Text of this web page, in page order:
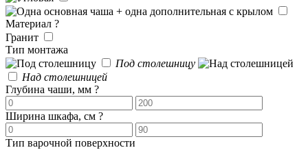
Материал ?
Гранит
Тип монтажа
Под столешницу
Над столешницей
Глубина чаши, мм ?
Ширина шкафа, см ?
Тип варочной поверхности